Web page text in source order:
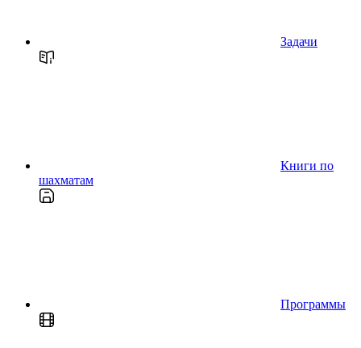
Задачи
Книги по
шахматам
Программы